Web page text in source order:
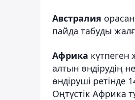
Австралия
пайда табуды
Африка күтпеген
алтын өндірудің
өндіруші
Оңтүстік Африка